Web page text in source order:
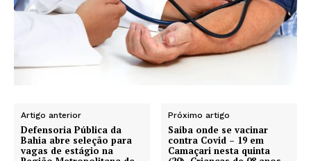
Artigo anterior
Defensoria Pública da
Bahia abre seleção para
vagas de estágio na
Próximo artigo
Saiba onde se vacinar
contra Covid – 19 em
Camaçari nesta quinta